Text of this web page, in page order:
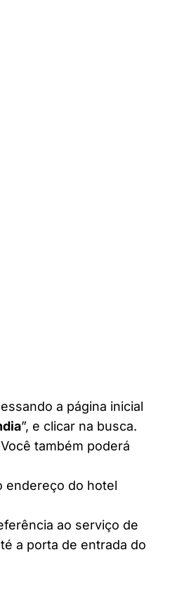
a página inicial
”, e clicar na busca.
também poderá
endereço do hotel
ao serviço de
a porta de entrada do